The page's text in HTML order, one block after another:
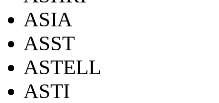
ASIA
ASST
ASTELL
ASTI